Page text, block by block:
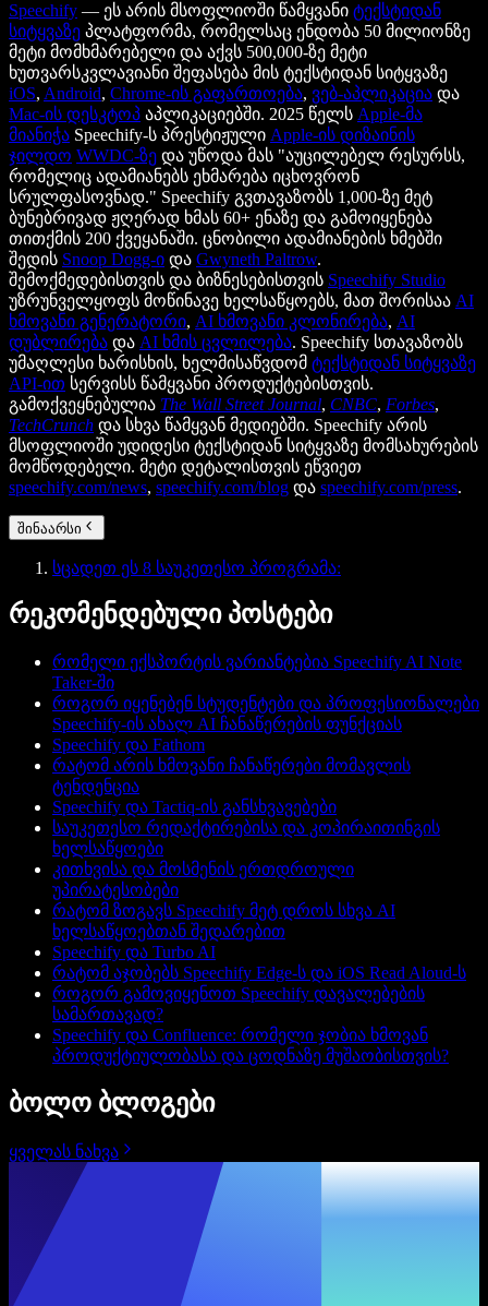
Speechify — ეს არის მსოფლიოში წამყვანი ტექსტიდან
სიტყვაზე პლატფორმა, რომელსაც ენდობა 50 მილიონზე
მეტი მომხმარებელი და აქვს 500,000-ზე მეტი
ხუთვარსკვლავიანი შეფასება მის ტექსტიდან სიტყვაზე
iOS, Android, Chrome-ის გაფართოება, ვებ-აპლიკაცია და
Mac-ის დესკტოპ აპლიკაციებში. 2025 წელს Apple-მა
მიანიჭა Speechify-ს პრესტიჟული Apple-ის დიზაინის
ჯილდო WWDC-ზე და უწოდა მას "აუცილებელ რესურსს,
რომელიც ადამიანებს ეხმარება იცხოვრონ
სრულფასოვნად." Speechify გვთავაზობს 1,000-ზე მეტ
ბუნებრივად ჟღერად ხმას 60+ ენაზე და გამოიყენება
თითქმის 200 ქვეყანაში. ცნობილი ადამიანების ხმებში
შედის Snoop Dogg-ი და Gwyneth Paltrow.
შემოქმედებისთვის და ბიზნესებისთვის Speechify Studio
უზრუნველყოფს მოწინავე ხელსაწყოებს, მათ შორისაა AI
ხმოვანი გენერატორი, AI ხმოვანი კლონირება, AI
დუბლირება და AI ხმის ცვლილება. Speechify სთავაზობს
უმაღლესი ხარისხის, ხელმისაწვდომ ტექსტიდან სიტყვაზე
API-ით სერვისს წამყვანი პროდუქტებისთვის.
გამოქვეყნებულია The Wall Street Journal, CNBC, Forbes,
TechCrunch და სხვა წამყვან მედიებში. Speechify არის
მსოფლიოში უდიდესი ტექსტიდან სიტყვაზე მომსახურების
მომწოდებელი. მეტი დეტალისთვის ეწვიეთ
speechify.com/news, speechify.com/blog და speechify.com/press.
შინაარსი
სცადეთ ეს 8 საუკეთესო პროგრამა:
რეკომენდებული პოსტები
რომელი ექსპორტის ვარიანტებია Speechify AI Note
Taker-ში
როგორ იყენებენ სტუდენტები და პროფესიონალები
Speechify-ის ახალ AI ჩანაწერების ფუნქციას
Speechify და Fathom
რატომ არის ხმოვანი ჩანაწერები მომავლის
ტენდენცია
Speechify და Tactiq-ის განსხვავებები
საუკეთესო რედაქტირებისა და კოპირაითინგის
ხელსაწყოები
კითხვისა და მოსმენის ერთდროული
უპირატესობები
რატომ ზოგავს Speechify მეტ დროს სხვა AI
ხელსაწყოებთან შედარებით
Speechify და Turbo AI
რატომ აჯობებს Speechify Edge-ს და iOS Read Aloud-ს
როგორ გამოვიყენოთ Speechify დავალებების
სამართავად?
Speechify და Confluence: რომელი ჯობია ხმოვან
პროდუქტიულობასა და ცოდნაზე მუშაობისთვის?
ბოლო ბლოგები
ყველას ნახვა